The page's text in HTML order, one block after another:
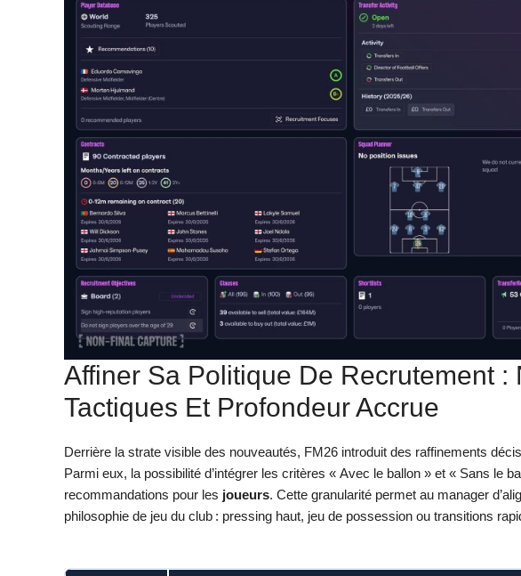
Affiner Sa Politique De Recrutement :
Tactiques Et Profondeur Accrue
Derrière la strate visible des nouveautés, FM26 introduit des raffinements
Parmi eux, la possibilité d’intégrer les critères « Avec le ballon » et « Sans le
recommandations pour les joueurs. Cette granularité permet au manager
philosophie de jeu du club : pressing haut, jeu de possession ou transitions